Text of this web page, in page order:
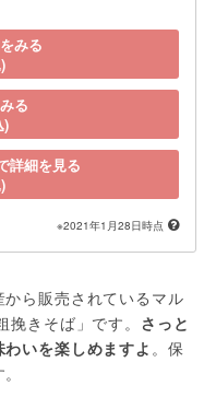
みる
る
)
詳細を見る
※2021年1月28日時点
ら販売されているマル
きそば」です。 さっと
いを楽しめますよ 。保